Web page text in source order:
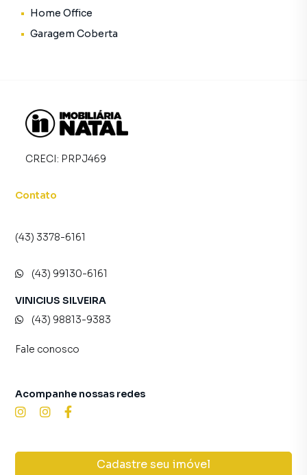
Home Office
Garagem Coberta
CRECI: PRPJ469
Contato
(43) 3378-6161
(43) 99130-6161
VINICIUS SILVEIRA
(43) 98813-9383
Fale conosco
Cadastre seu imóvel
Acompanhe nossas redes